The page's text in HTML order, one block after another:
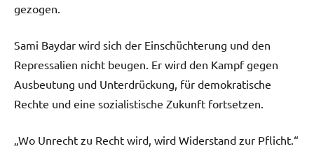
gezogen.
Sami Baydar wird sich der Einschüchterung und den
Repressalien nicht beugen. Er wird den Kampf gegen
Ausbeutung und Unterdrückung, für demokratische
Rechte und eine sozialistische Zukunft fortsetzen.
„Wo Unrecht zu Recht wird, wird Widerstand zur Pflicht.“